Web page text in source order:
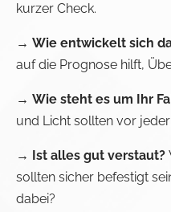
kurzer Check.
→ Wie entwickelt sich
auf die Prognose hilft,
→ Wie steht es um Ihr
und Licht sollten vor
→ Ist alles gut verstaut?
sollten sicher befestigt
dabei?